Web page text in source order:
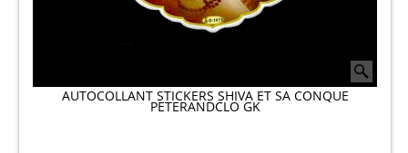
AUTOCOLLANT STICKERS SHIVA ET SA CONQUE
PETERANDCLO GK